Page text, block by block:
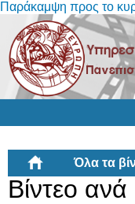
Παράκαμψη προς το
Όλα τα
Βίντεο